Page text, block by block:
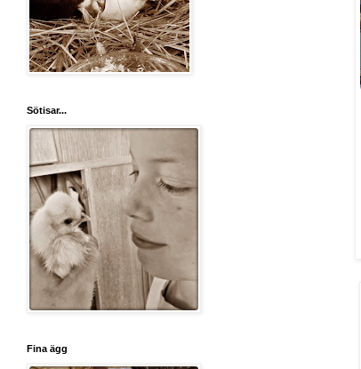
Sötisar...
Fina ägg